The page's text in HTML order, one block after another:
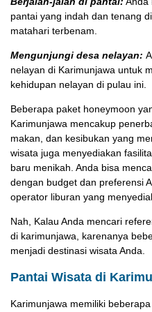
pantai yang indah dan tenang
matahari terbenam.
Mengunjungi desa nelayan:
nelayan di Karimunjawa untuk
kehidupan nelayan di pulau ini.
Beberapa paket honeymoon
Karimunjawa mencakup
makan, dan kesibukan yang
wisata juga menyediakan
baru menikah. Anda bisa
dengan budget dan preferensi
operator liburan yang
Nah, Kalau Anda mencari
di karimunjawa, karenanya
menjadi destinasi wisata Anda.
Pantai Wisata di
Karimunjawa memiliki